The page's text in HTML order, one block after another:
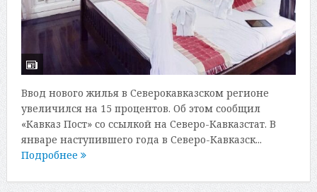
Ввод нового жилья в Северокавказском регионе
увеличился на 15 процентов. Об этом сообщил
«Кавказ Пост» со ссылкой на Северо-Кавказстат. В
январе наступившего года в Северо-Кавказск...
Подробнее